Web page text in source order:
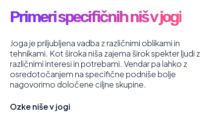
Primeri specifičnih niš v jogi
Joga je priljubljena vadba z različnimi oblikami in
tehnikami. Kot široka niša zajema širok spekter ljudi z
različnimi interesi in potrebami. Vendar pa lahko z
osredotočanjem na specifične podniše bolje
nagovorimo določene ciljne skupine.
Ozke niše v jogi